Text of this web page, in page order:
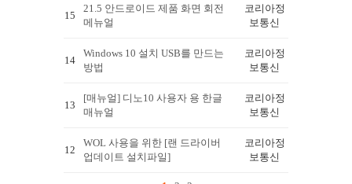
15
21.5 안드로이드 제품 화면 회전
메뉴얼
코리아정
보통신
14
Windows 10 설치 USB를 만드는
방법
코리아정
보통신
13
[매뉴얼] 디노10 사용자 용 한글
매뉴얼
코리아정
보통신
12
WOL 사용을 위한 [랜 드라이버
업데이트 설치파일]
코리아정
보통신